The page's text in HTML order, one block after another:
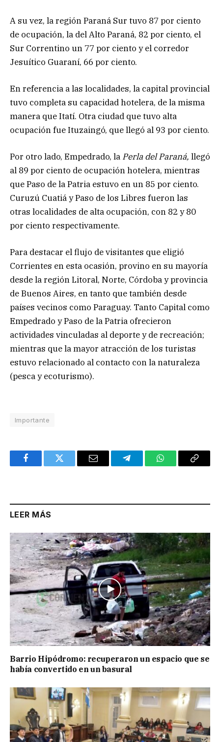
A su vez, la región Paraná Sur tuvo 87 por ciento
de ocupación, la del Alto Paraná, 82 por ciento, el
Sur Correntino un 77 por ciento y el corredor
Jesuítico Guaraní, 66 por ciento.
En referencia a las localidades, la capital provincial
tuvo completa su capacidad hotelera, de la misma
manera que Itatí. Otra ciudad que tuvo alta
ocupación fue Ituzaingó, que llegó al 93 por ciento.
Por otro lado, Empedrado, la Perla del Paraná, llegó
al 89 por ciento de ocupación hotelera, mientras
que Paso de la Patria estuvo en un 85 por ciento.
Curuzú Cuatiá y Paso de los Libres fueron las
otras localidades de alta ocupación, con 82 y 80
por ciento respectivamente.
Para destacar el flujo de visitantes que eligió
Corrientes en esta ocasión, provino en su mayoría
desde la región Litoral, Norte, Córdoba y provincia
de Buenos Aires, en tanto que también desde
países vecinos como Paraguay. Tanto Capital como
Empedrado y Paso de la Patria ofrecieron
actividades vinculadas al deporte y de recreación;
mientras que la mayor atracción de los turistas
estuvo relacionado al contacto con la naturaleza
(pesca y ecoturismo).
Importante
FacebookTwitter Email TelegramWhatsAppCopy
LEER MÁS
Barrio Hipódromo: recuperaron un espacio que se
había convertido en un basural